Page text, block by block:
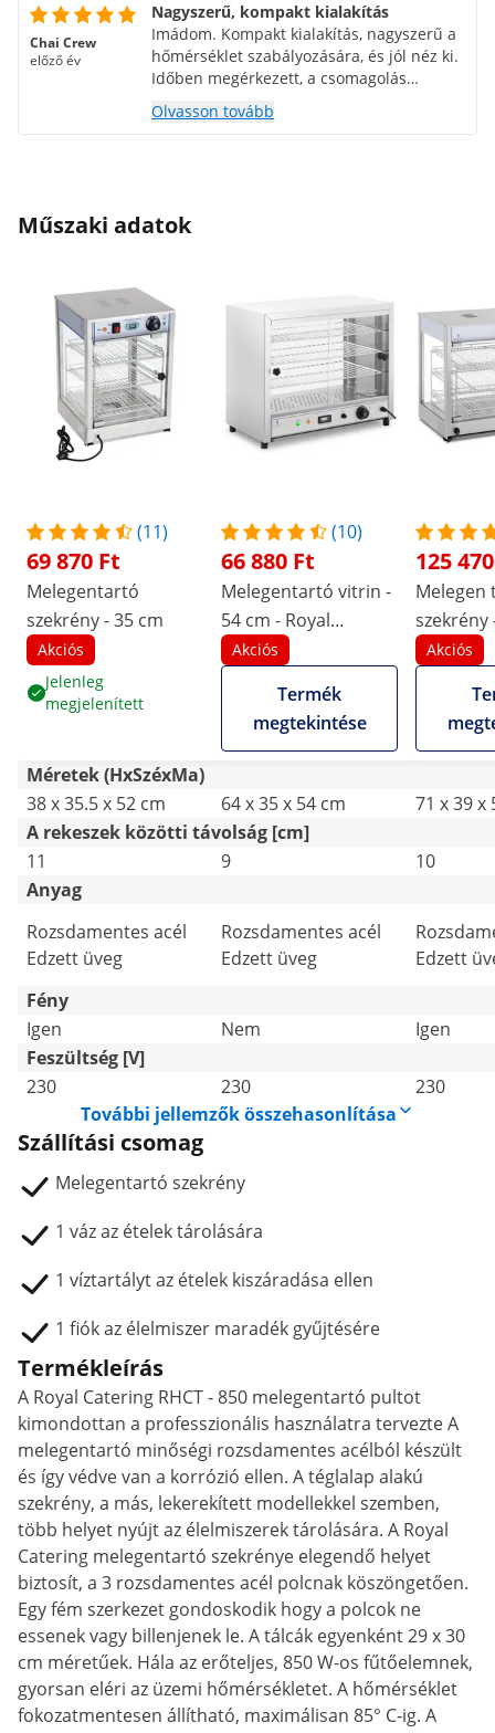
Chai Crew
előző év
Nagyszerű, kompakt kialakítás
Imádom. Kompakt kialakítás, nagyszerű a
hőmérséklet szabályozására, és jól néz ki.
Időben megérkezett, a csomagolás
strapabíró és védelmet nyújt.
Olvasson tovább
Műszaki adatok
(11)
69 870 Ft
Melegentartó
szekrény - 35 cm
Akciós
Jelenleg
megjelenített
(10)
66 880 Ft
Melegentartó vitrin -
54 cm - Royal
Catering - 1,000 W - 3
tárolórács
Akciós
Termék
megtekintése
125
Melegen
szekrény
LED
Akciós
Méretek (HxSzéxMa)
38 x 35.5 x 52 cm
64 x 35 x 54 cm
71 x 39 x
A rekeszek közötti távolság [cm]
11
9
10
Anyag
Rozsdamentes acél
Edzett üveg
Rozsdamentes acél
Edzett üveg
Edzett
Fény
Igen
Nem
Igen
Feszültség [V]
230
230
230
További jellemzők összehasonlítása
Szállítási csomag
Melegentartó szekrény
1 váz az ételek tárolására
1 víztartályt az ételek kiszáradása ellen
1 fiók az élelmiszer maradék gyűjtésére
Termékleírás
A Royal Catering RHCT - 850 melegentartó pultot
kimondottan a professzionális használatra tervezte A
melegentartó minőségi rozsdamentes acélból készült
és így védve van a korrózió ellen. A téglalap alakú
szekrény, a más, lekerekített modellekkel szemben,
több helyet nyújt az élelmiszerek tárolására. A Royal
Catering melegentartó szekrénye elegendő helyet
biztosít, a 3 rozsdamentes acél polcnak köszöngetően.
Egy fém szerkezet gondoskodik hogy a polcok ne
essenek vagy billenjenek le. A tálcák egyenként 29 x 30
cm méretűek. Hála az erőteljes, 850 W-os fűtőelemnek,
gyorsan eléri az üzemi hőmérsékletet. A hőmérséklet
fokozatmentesen állítható, maximálisan 85° C-ig. A